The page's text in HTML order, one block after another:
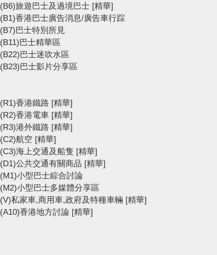
(B6)旅遊巴士及過境巴士 [精華]
(B1)香港巴士廣告消息/廣告車行踪
(B7)巴士特別所見
(B11)巴士精華區
(B22)巴士迷吹水區
(B23)巴士影片分享區
(R1)香港鐵路 [精華]
(R2)香港電車 [精華]
(R3)港外鐵路 [精華]
(C2)航空 [精華]
(C3)海上交通及船隻 [精華]
(D1)公共交通有關商品 [精華]
(M1)小型巴士綜合討論
(M2)小型巴士多媒體分享區
(V)私家車,商用車,政府及特種車輛 [精華]
(A10)香港地方討論 [精華]